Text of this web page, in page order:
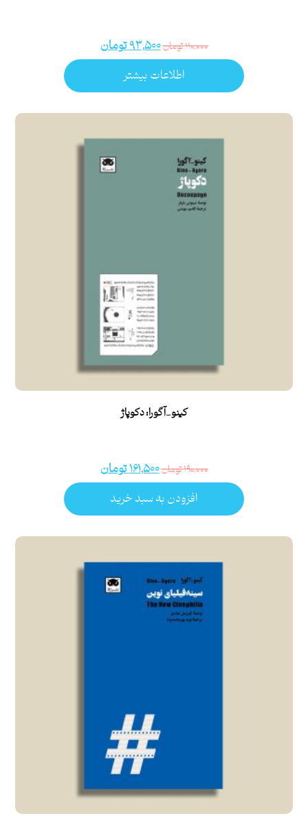
۱۱۰,۰۰۰تومان۹۳,۵۰۰تومان
اطلاعات بیشتر
کینو_آگورا: دکوپاژ
۱۹۰,۰۰۰تومان۱۶۱,۵۰۰تومان
افزودن به سبد خرید